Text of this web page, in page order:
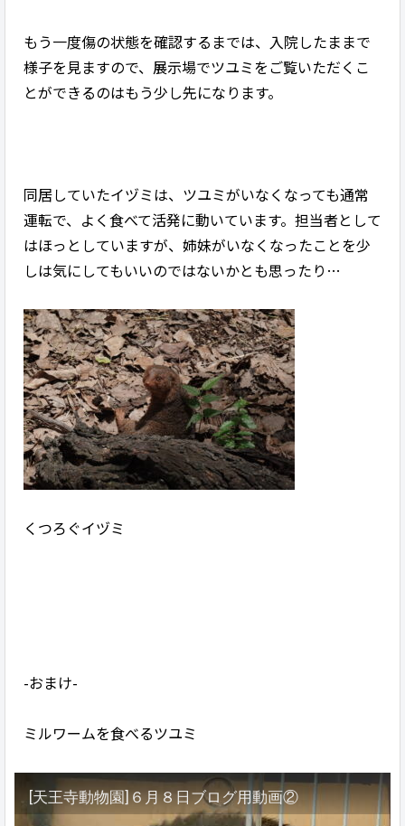
もう一度傷の状態を確認するまでは、入院したままで
様子を見ますので、展示場でツユミをご覧いただくこ
とができるのはもう少し先になります。
同居していたイヅミは、ツユミがいなくなっても通常
運転で、よく食べて活発に動いています。担当者として
はほっとしていますが、姉妹がいなくなったことを少
しは気にしてもいいのではないかとも思ったり…
くつろぐイヅミ
-おまけ-
ミルワームを食べるツユミ
[天王寺動物園]６月８日ブログ用動画②